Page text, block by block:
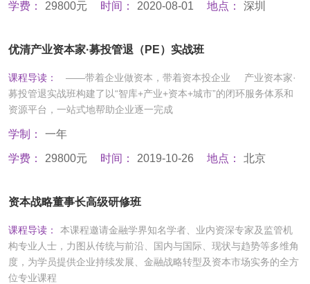
学费： 29800元 时间： 2020-08-01 地点： 深圳
优清产业资本家·募投管退（PE）实战班
课程导读：
——带着企业做资本，带着资本投企业 产业资本家·
募投管退实战班构建了以“智库+产业+资本+城市”的闭环服务体系和
资源平台，一站式地帮助企业逐一完成
学制： 一年
学费： 29800元 时间： 2019-10-26 地点： 北京
资本战略董事长高级研修班
课程导读：
本课程邀请金融学界知名学者、业内资深专家及监管机
构专业人士，力图从传统与前沿、国内与国际、现状与趋势等多维角
度，为学员提供企业持续发展、金融战略转型及资本市场实务的全方
位专业课程